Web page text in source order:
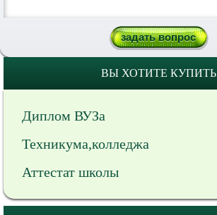
ВЫ ХОТИТЕ КУПИТЬ
Диплом ВУЗа
Техникума,колледжа
Аттестат школы